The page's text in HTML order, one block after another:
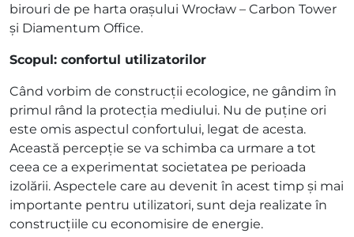
birouri de pe harta orașului Wrocław – Carbon Tower
și Diamentum Office.
Scopul: confortul utilizatorilor
Când vorbim de construcții ecologice, ne gândim în
primul rând la protecția mediului. Nu de puține ori
este omis aspectul confortului, legat de acesta.
Această percepție se va schimba ca urmare a tot
ceea ce a experimentat societatea pe perioada
izolării. Aspectele care au devenit în acest timp și mai
importante pentru utilizatori, sunt deja realizate în
construcțiile cu economisire de energie.